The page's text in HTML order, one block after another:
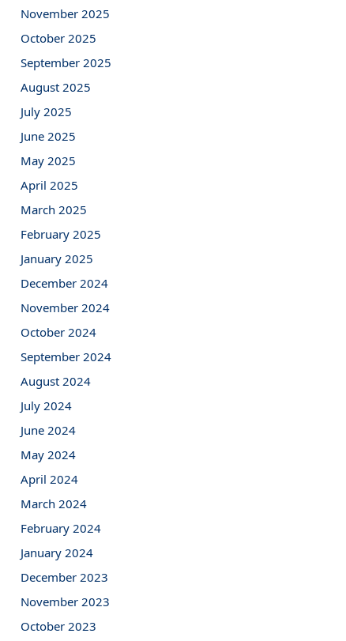
November 2025
October 2025
September 2025
August 2025
July 2025
June 2025
May 2025
April 2025
March 2025
February 2025
January 2025
December 2024
November 2024
October 2024
September 2024
August 2024
July 2024
June 2024
May 2024
April 2024
March 2024
February 2024
January 2024
December 2023
November 2023
October 2023